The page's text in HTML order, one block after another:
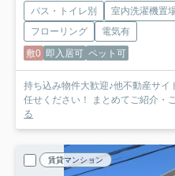
バス・トイレ別 室内洗濯機置
フローリング
電気有
敷0 即入居可 ペット可
持ち込み物件大歓迎♪他不動産サ
任せください！ まとめてご紹介・
る
賃貸マンション